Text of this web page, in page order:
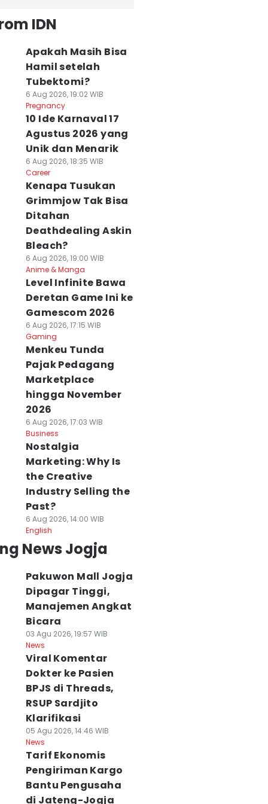
IDN
Apakah Masih Bisa
Hamil setelah
Tubektomi?
6 Aug 2026, 19:02 WIB
Pregnancy
10 Ide Karnaval 17
Agustus 2026 yang
Unik dan Menarik
6 Aug 2026, 18:35 WIB
Career
Kenapa Tusukan
Grimmjow Tak Bisa
Ditahan
Deathdealing Askin
Bleach?
6 Aug 2026, 19:00 WIB
Anime & Manga
Level Infinite Bawa
Deretan Game Ini ke
Gamescom 2026
6 Aug 2026, 17:15 WIB
Gaming
Menkeu Tunda
Pajak Pedagang
Marketplace
hingga November
2026
6 Aug 2026, 17:03 WIB
Business
Nostalgia
Marketing: Why Is
the Creative
Industry Selling the
Past?
6 Aug 2026, 14:00 WIB
English
News Jogja
Pakuwon Mall Jogja
Dipagar Tinggi,
Manajemen Angkat
Bicara
03 Agu 2026, 19:57 WIB
News
Viral Komentar
Dokter ke Pasien
BPJS di Threads,
RSUP Sardjito
Klarifikasi
05 Agu 2026, 14:46 WIB
News
Tarif Ekonomis
Pengiriman Kargo
Bantu Pengusaha
di Jateng-Jogja